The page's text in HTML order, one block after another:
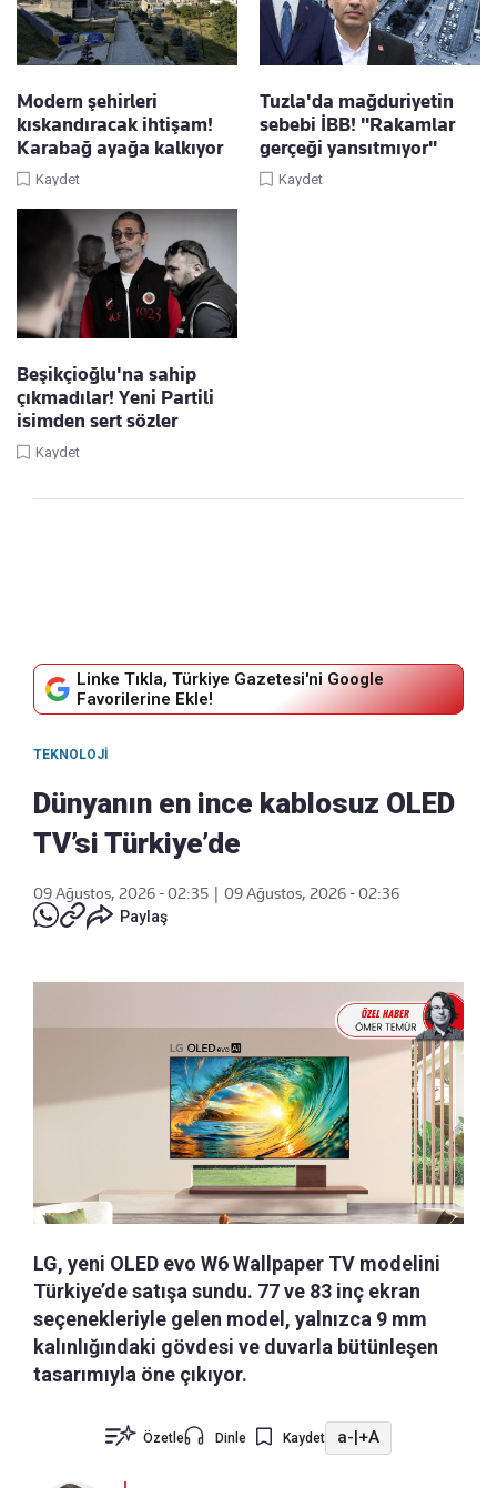
Modern şehirleri
kıskandıracak ihtişam!
Karabağ ayağa kalkıyor
Kaydet
Tuzla'da mağduriyetin
sebebi İBB! "Rakamlar
gerçeği yansıtmıyor"
Kaydet
Beşikçioğlu'na sahip
çıkmadılar! Yeni Partili
isimden sert sözler
Kaydet
Linke Tıkla, Türkiye Gazetesi'ni Google
Favorilerine Ekle!
TEKNOLOJI
Dünyanın en ince kablosuz OLED
TV’si Türkiye’de
09 Ağustos, 2026 - 02:35
09 Ağustos, 2026 - 02:36
Paylaş
LG, yeni OLED evo W6 Wallpaper TV modelini
Türkiye’de satışa sundu. 77 ve 83 inç ekran
seçenekleriyle gelen model, yalnızca 9 mm
kalınlığındaki gövdesi ve duvarla bütünleşen
tasarımıyla öne çıkıyor.
Özetle Dinle Kaydet a- +A